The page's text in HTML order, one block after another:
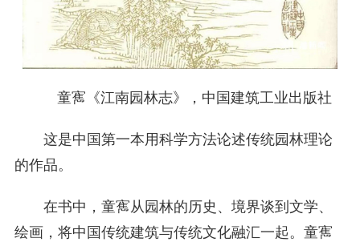
童寯《江南园林志》，中国建筑工业出版社
这是中国第一本用科学方法论述传统园林理论
的作品。
在书中，童寯从园林的历史、境界谈到文学、
绘画，将中国传统建筑与传统文化融汇一起。童寯